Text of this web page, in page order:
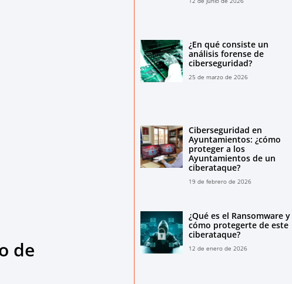
de
¿En qué consiste un
análisis forense de
ciberseguridad?
25 de marzo de 2026
Ciberseguridad en
Ayuntamientos: ¿cómo
proteger a los
Ayuntamientos de un
ciberataque?
19 de febrero de 2026
¿Qué es el Ransomware y
cómo protegerte de este
ciberataque?
12 de enero de 2026